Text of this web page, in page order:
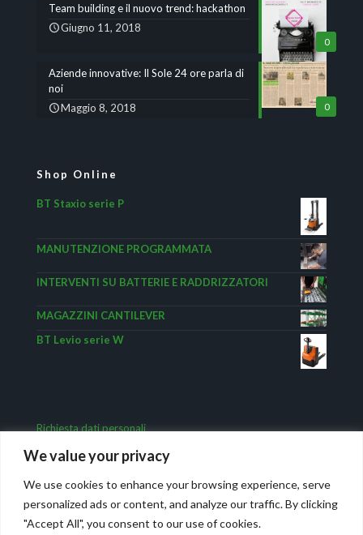
We value your privacy
We use cookies to enhance your browsing experience, serve
personalized ads or content, and analyze our traffic. By clicking
"Accept All", you consent to our use of cookies.
0
Team building e il nuovo trend: hackathon
Giugno 11, 2018
0
Aziende innovative: Il Sole 24 ore parla di
noi
Maggio 8, 2018
Shop Online
BT Staxio serie P
MANUTENZIONE PROGRAMMATA
INTERVENTI SU BATTERIE E RADDRIZZATORI
MAGAZZINI CANTILEVER
BT Levio serie W
Richiesta dati personali